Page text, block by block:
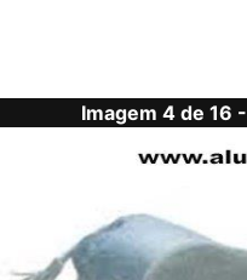
Imagem 4 de 16 -